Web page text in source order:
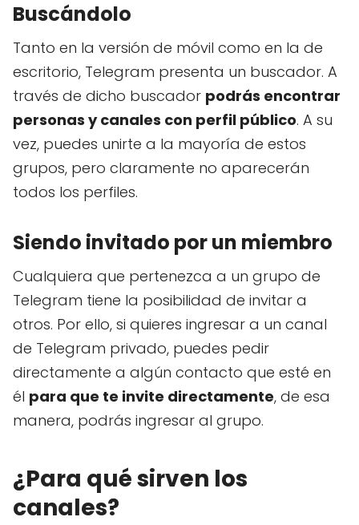
Buscándolo
Tanto en la versión de móvil como en la de
escritorio, Telegram presenta un buscador. A
través de dicho buscador podrás encontrar
personas y canales con perfil público. A su
vez, puedes unirte a la mayoría de estos
grupos, pero claramente no aparecerán
todos los perfiles.
Siendo invitado por un miembro
Cualquiera que pertenezca a un grupo de
Telegram tiene la posibilidad de invitar a
otros. Por ello, si quieres ingresar a un canal
de Telegram privado, puedes pedir
directamente a algún contacto que esté en
él para que te invite directamente, de esa
manera, podrás ingresar al grupo.
¿Para qué sirven los
canales?